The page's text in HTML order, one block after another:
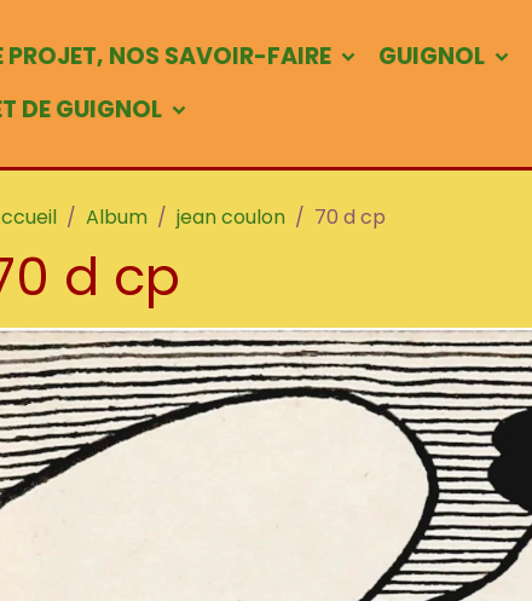
PROJET, NOS SAVOIR-FAIRE GUIGNOL
DE GUIGNOL
Album jean coulon 70 d cp
d cp